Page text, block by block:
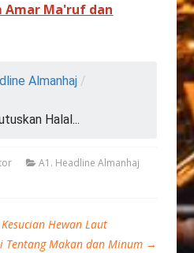
Amar Ma'ruf dan
Almanhaj /
Halal...
A1. Headline Almanhaj
Hewan Laut
Tentang Makan dan Minum →